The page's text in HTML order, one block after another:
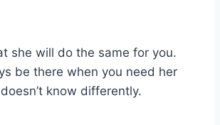
she will do the same for you.
be there when you need her
know differently.